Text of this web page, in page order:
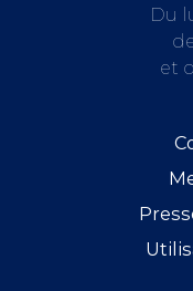
Du
et